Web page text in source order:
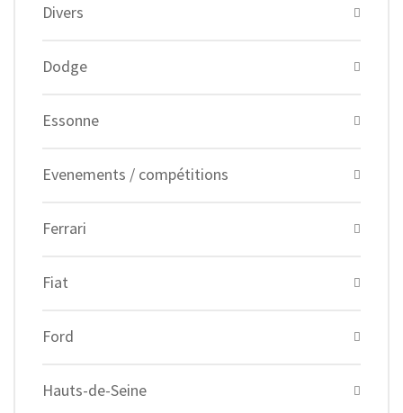
Divers
Dodge
Essonne
Evenements / compétitions
Ferrari
Fiat
Ford
Hauts-de-Seine